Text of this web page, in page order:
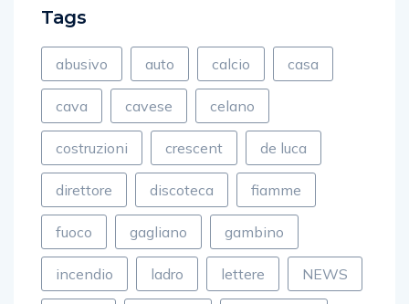
Tags
abusivo auto calcio casa
cava cavese celano
costruzioni crescent de luca
direttore discoteca fiamme
fuoco gagliano gambino
incendio ladro lettere NEWS